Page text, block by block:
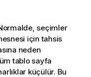
seçimler
için tahsis
neden
tablo sayfa
küçülür. Bu